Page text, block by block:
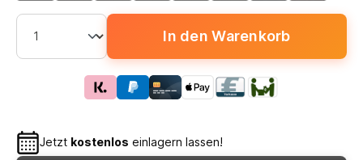
In den Warenkorb
Jetzt kostenlos einlagern lassen!